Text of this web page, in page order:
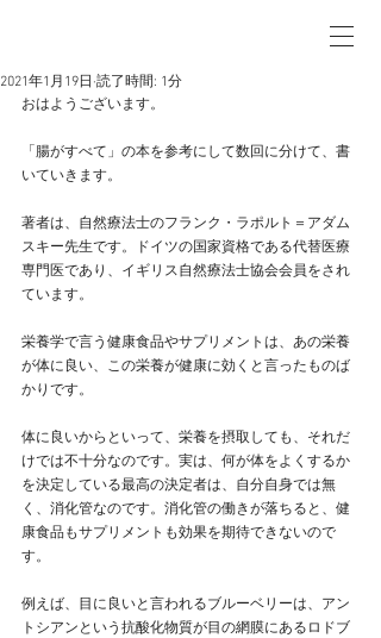
2021年1月19日 読了時間: 1分
おはようございます。
「腸がすべて」の本を参考にして数回に分けて、書
いていきます。
著者は、自然療法士のフランク・ラポルト＝アダム
スキー先生です。ドイツの国家資格である代替医療
専門医であり、イギリス自然療法士協会会員をされ
ています。
栄養学で言う健康食品やサプリメントは、あの栄養
が体に良い、この栄養が健康に効くと言ったものば
かりです。
体に良いからといって、栄養を摂取しても、それだ
けでは不十分なのです。実は、何が体をよくするか
を決定している最高の決定者は、自分自身では無
く、消化管なのです。消化管の働きが落ちると、健
康食品もサプリメントも効果を期待できないので
す。
例えば、目に良いと言われるブルーベリーは、アン
トシアンという抗酸化物質が目の網膜にあるロドブ